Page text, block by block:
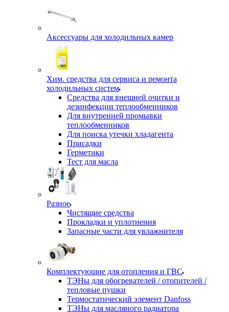
Аксессуары для холодильных камер
Хим. средства для сервиса и ремонта
холодильных систем
Средства для внешней очитки и
дезинфекции теплообменников
Для внутренней промывки
теплообменников
Для поиска утечки хладагента
Присадки
Герметики
Тест для масла
Разное
Чистящие средства
Прокладки и уплотнения
Запасные части для увлажнителя
Комплектующие для отопления и ГВС
ТЭНы для обогревателей / отопителей /
тепловые пушки
Термостатический элемент Danfoss
ТЭНы для масляного радиатора